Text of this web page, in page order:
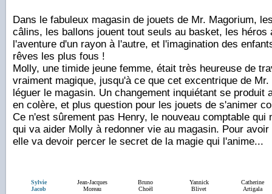
Dans le fabuleux magasin de jouets de Mr. Magorium,
câlins, les ballons jouent tout seuls au basket, les héros
l'aventure d'un rayon à l'autre, et l'imagination des
rêves les plus fous !
Molly, une timide jeune femme, était très heureuse de
vraiment magique, jusqu'à ce que cet excentrique de
léguer le magasin. Un changement inquiétant se produit
en colère, et plus question pour les jouets de s'animer
Ce n'est sûrement pas Henry, le nouveau comptable qui
qui va aider Molly à redonner vie au magasin. Pour
elle va devoir percer le secret de la magie qui l'anime...
Sylvie
Jacob
Jean-Jacques
Moreau
Bruno
Choël
Yannick
Blivet
Catherine
Artigala